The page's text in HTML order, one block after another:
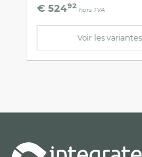
€ 52492 hors TVA
Voir les variantes